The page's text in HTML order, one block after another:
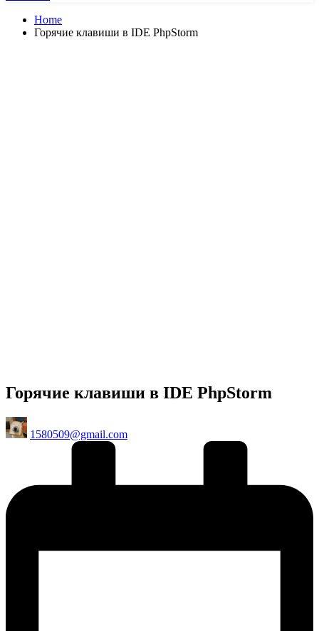
Home
Горячие клавиши в IDE PhpStorm
Горячие клавиши в IDE PhpStorm
Posted
by
1580509@gmail.com